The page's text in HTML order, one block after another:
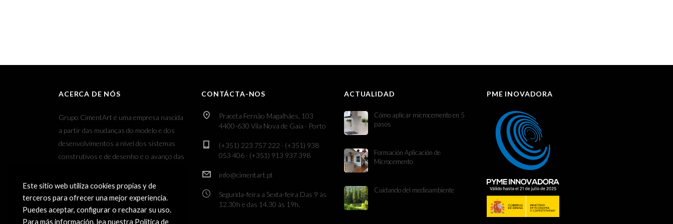
ACERCA DE NÓS
Grupo CimentArt é uma empresa nascida
a partir das mudanças do modelo e dos
desenvolvimentos a nível dos sistemas
construtivos e de desenho e o avanço das
revestimentos decorativos.
CONTÁCTA-NOS
Praceta Fernão Magalhães, 103
4400-630 Vila Nova de Gaia · Porto
(+351) 223 757 222 · (+351) 938
053 406 · (+351) 913 937 398
info@cimentart.pt
Segunda-feira a Sexta-feira Das 9 às
12.30h e das 14.30 às 19h.
ACTUALIDAD
Cómo aplicar microcemento en 5
pasos
Formación Aplicación de
Microcemento
Cuidando del medioambiente
PME INOVADORA
Este sitio web utiliza cookies propias y de
terceros para ofrecer una mejor experiencia.
Puedes aceptar, configurar o rechazar su uso.
Para más información, lea nuestra Política de